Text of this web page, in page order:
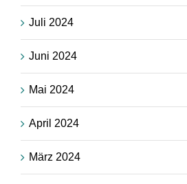
Juli 2024
Juni 2024
Mai 2024
April 2024
März 2024